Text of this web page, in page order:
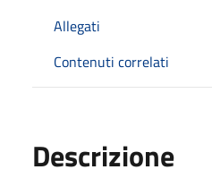
Allegati
Contenuti correlati
Descrizione